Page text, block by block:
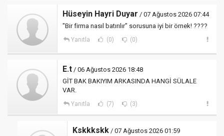
Hüseyin Hayri Duyar / 07 Ağustos 2026 07:44
"Bir firma nasıl batırılır" sorusuna iyi bir örnek! ????
Yanıtla (0) (0)
E.t / 06 Ağustos 2026 18:48
GİT BAK BAKIYIM ARKASINDA HANGİ SÜLALE
VAR.
Yanıtla (7) (3)
Kskkkskk / 07 Ağustos 2026 01:59